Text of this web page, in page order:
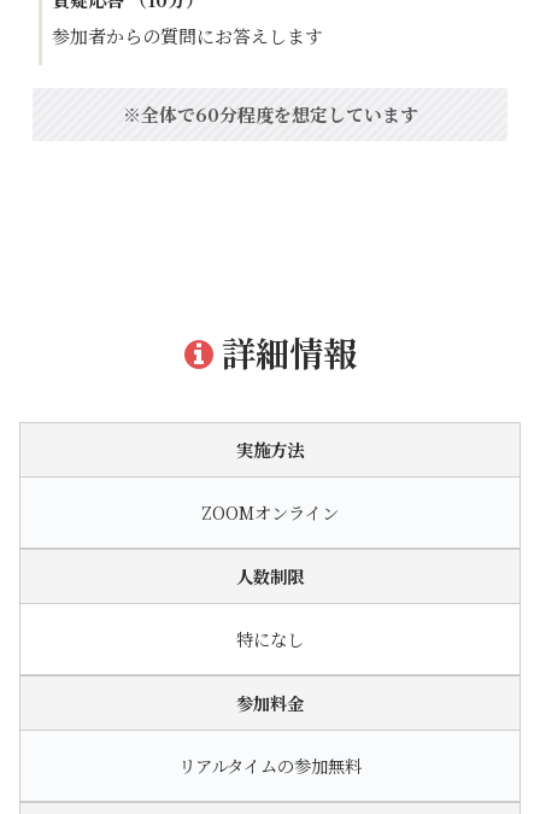
参加者からの質問にお答えします
※全体で60分程度を想定しています
詳細情報
実施方法
ZOOMオンライン
人数制限
特になし
参加料金
リアルタイムの参加無料